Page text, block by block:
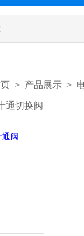
> 产品展示 >
通切换阀